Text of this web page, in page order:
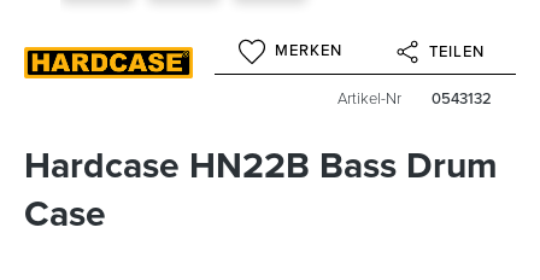
MERKEN TEILEN
Artikel-Nr 0543132
Hardcase HN22B Bass Drum
Case